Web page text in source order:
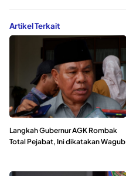
Artikel Terkait
Langkah Gubernur AGK Rombak
Total Pejabat, Ini dikatakan Wagub